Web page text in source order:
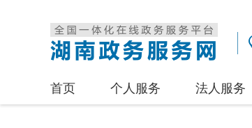
首页 个人服务 法人服务